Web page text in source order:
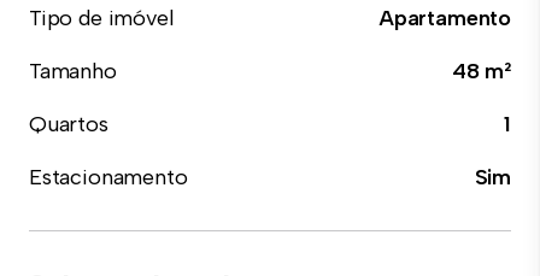
Tipo de imóvel
Apartamento
Tamanho
48 m²
Quartos
1
Estacionamento
Sim